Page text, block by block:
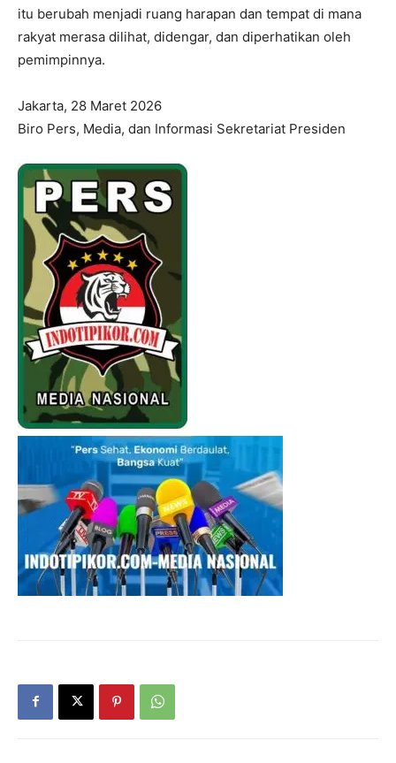
itu berubah menjadi ruang harapan dan tempat di mana
rakyat merasa dilihat, didengar, dan diperhatikan oleh
pemimpinnya.
Jakarta, 28 Maret 2026
Biro Pers, Media, dan Informasi Sekretariat Presiden